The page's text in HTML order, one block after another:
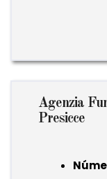
Agenzia
Presicce